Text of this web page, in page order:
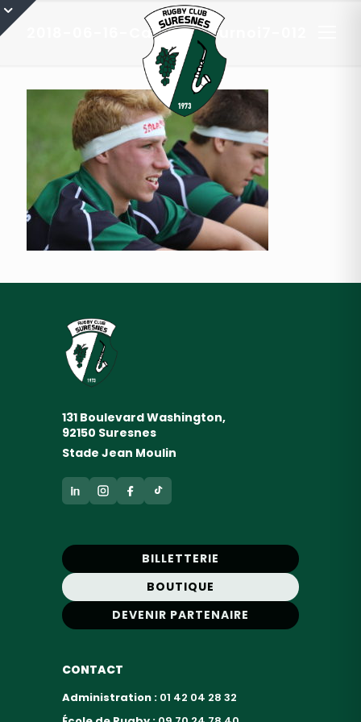
2018-06-16-Cadets-Tournoi7-012
131 Boulevard Washington,
92150 Suresnes
Stade Jean Moulin
BILLETTERIE
BOUTIQUE
DEVENIR PARTENAIRE
CONTACT
Administration : 01 42 04 28 32